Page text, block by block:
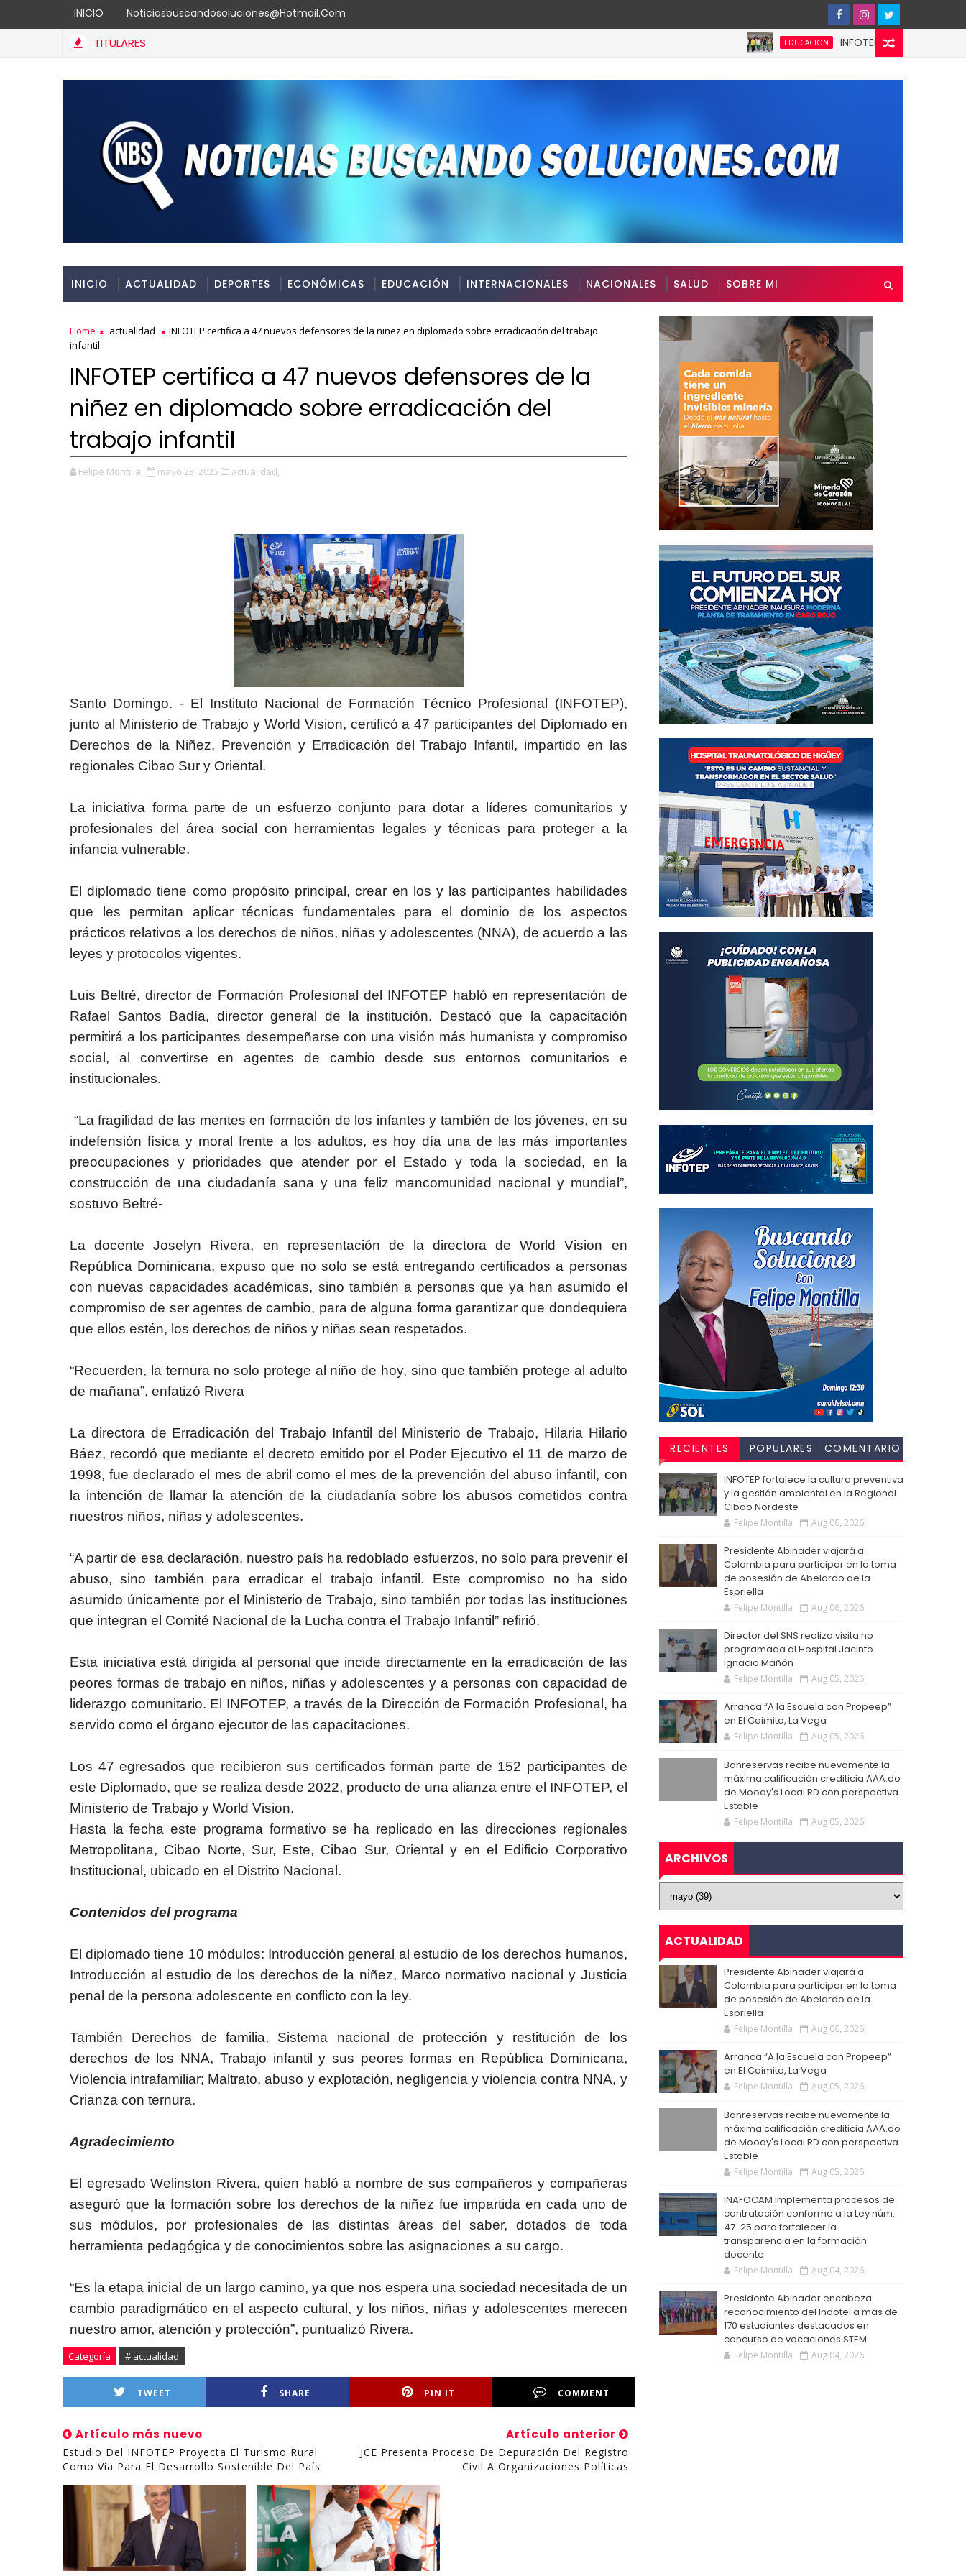
INICIO Noticiasbuscandosoluciones@hotmail.com
TITULARES EDUCACION INFOTEP fortalece la cultura
INICIO ACTUALIDAD DEPORTES ECONÓMICAS EDUCACIÓN INTERNACIONALES NACIONALES SALUD SOBRE MI
Home actualidad
INFOTEP certifica a 47 nuevos defensores de la niñez en diplomado sobre erradicación del trabajo
infantil
INFOTEP certifica a 47 nuevos defensores de la
niñez en diplomado sobre erradicación del
trabajo infantil
Felipe Montilla mayo 23, 2025 actualidad,
Santo Domingo. - El Instituto Nacional de Formación Técnico Profesional (INFOTEP),
junto al Ministerio de Trabajo y World Vision, certificó a 47 participantes del Diplomado en
Derechos de la Niñez, Prevención y Erradicación del Trabajo Infantil, impartido en las
regionales Cibao Sur y Oriental.
La iniciativa forma parte de un esfuerzo conjunto para dotar a líderes comunitarios y
profesionales del área social con herramientas legales y técnicas para proteger a la
infancia vulnerable.
El diplomado tiene como propósito principal, crear en los y las participantes habilidades
que les permitan aplicar técnicas fundamentales para el dominio de los aspectos
prácticos relativos a los derechos de niños, niñas y adolescentes (NNA), de acuerdo a las
leyes y protocolos vigentes.
Luis Beltré, director de Formación Profesional del INFOTEP habló en representación de
Rafael Santos Badía, director general de la institución. Destacó que la capacitación
permitirá a los participantes desempeñarse con una visión más humanista y compromiso
social, al convertirse en agentes de cambio desde sus entornos comunitarios e
institucionales.
“La fragilidad de las mentes en formación de los infantes y también de los jóvenes, en su
indefensión física y moral frente a los adultos, es hoy día una de las más importantes
preocupaciones y prioridades que atender por el Estado y toda la sociedad, en la
construcción de una ciudadanía sana y una feliz mancomunidad nacional y mundial”,
sostuvo Beltré-
La docente Joselyn Rivera, en representación de la directora de World Vision en
República Dominicana, expuso que no solo se está entregando certificados a personas
con nuevas capacidades académicas, sino también a personas que ya han asumido el
compromiso de ser agentes de cambio, para de alguna forma garantizar que dondequiera
que ellos estén, los derechos de niños y niñas sean respetados.
“Recuerden, la ternura no solo protege al niño de hoy, sino que también protege al adulto
de mañana”, enfatizó Rivera
La directora de Erradicación del Trabajo Infantil del Ministerio de Trabajo, Hilaria Hilario
Báez, recordó que mediante el decreto emitido por el Poder Ejecutivo el 11 de marzo de
1998, fue declarado el mes de abril como el mes de la prevención del abuso infantil, con
la intención de llamar la atención de la ciudadanía sobre los abusos cometidos contra
nuestros niños, niñas y adolescentes.
“A partir de esa declaración, nuestro país ha redoblado esfuerzos, no solo para prevenir el
abuso, sino también para erradicar el trabajo infantil. Este compromiso no ha sido
asumido únicamente por el Ministerio de Trabajo, sino también por todas las instituciones
que integran el Comité Nacional de la Lucha contra el Trabajo Infantil” refirió.
Esta iniciativa está dirigida al personal que incide directamente en la erradicación de las
peores formas de trabajo en niños, niñas y adolescentes y a personas con capacidad de
liderazgo comunitario. El INFOTEP, a través de la Dirección de Formación Profesional, ha
servido como el órgano ejecutor de las capacitaciones.
Los 47 egresados que recibieron sus certificados forman parte de 152 participantes de
este Diplomado, que se realiza desde 2022, producto de una alianza entre el INFOTEP, el
Ministerio de Trabajo y World Vision.
Hasta la fecha este programa formativo se ha replicado en las direcciones regionales
Metropolitana, Cibao Norte, Sur, Este, Cibao Sur, Oriental y en el Edificio Corporativo
Institucional, ubicado en el Distrito Nacional.
Contenidos del programa
El diplomado tiene 10 módulos: Introducción general al estudio de los derechos humanos,
Introducción al estudio de los derechos de la niñez, Marco normativo nacional y Justicia
penal de la persona adolescente en conflicto con la ley.
También Derechos de familia, Sistema nacional de protección y restitución de los
derechos de los NNA, Trabajo infantil y sus peores formas en República Dominicana,
Violencia intrafamiliar; Maltrato, abuso y explotación, negligencia y violencia contra NNA, y
Crianza con ternura.
Agradecimiento
El egresado Welinston Rivera, quien habló a nombre de sus compañeros y compañeras
aseguró que la formación sobre los derechos de la niñez fue impartida en cada uno de
sus módulos, por profesionales de las distintas áreas del saber, dotados de toda
herramienta pedagógica y de conocimientos sobre las asignaciones a su cargo.
“Es la etapa inicial de un largo camino, ya que nos espera una sociedad necesitada de un
cambio paradigmático en el aspecto cultural, y los niños, niñas y adolescentes merecen
nuestro amor, atención y protección”, puntualizó Rivera.
Categoría # actualidad
TWEET SHARE PIN IT COMMENT
Artículo más nuevo
Estudio Del INFOTEP Proyecta El Turismo Rural
Como Vía Para El Desarrollo Sostenible Del País
Artículo anterior
JCE Presenta Proceso De Depuración Del Registro
Civil A Organizaciones Políticas
RECIENTES POPULARES
COMENTARIO
INFOTEP fortalece la cultura preventiva
y la gestión ambiental en la Regional
Cibao Nordeste
Felipe Montilla Aug 06, 2026
Presidente Abinader viajará a
Colombia para participar en la toma
de posesión de Abelardo de la
Espriella
Felipe Montilla Aug 06, 2026
Director del SNS realiza visita no
programada al Hospital Jacinto
Ignacio Mañón
Felipe Montilla Aug 05, 2026
Arranca “A la Escuela con Propeep”
en El Caimito, La Vega
Felipe Montilla Aug 05, 2026
Banreservas recibe nuevamente la
máxima calificación crediticia AAA.do
de Moody's Local RD con perspectiva
Estable
Felipe Montilla Aug 05, 2026
ARCHIVOS
ACTUALIDAD
Presidente Abinader viajará a
Colombia para participar en la toma
de posesión de Abelardo de la
Espriella
Felipe Montilla Aug 06, 2026
Arranca “A la Escuela con Propeep”
en El Caimito, La Vega
Felipe Montilla Aug 05, 2026
Banreservas recibe nuevamente la
máxima calificación crediticia AAA.do
de Moody's Local RD con perspectiva
Estable
Felipe Montilla Aug 05, 2026
INAFOCAM implementa procesos de
contratación conforme a la Ley núm.
47-25 para fortalecer la
transparencia en la formación
docente
Felipe Montilla Aug 04, 2026
Presidente Abinader encabeza
reconocimiento del Indotel a más de
170 estudiantes destacados en
concurso de vocaciones STEM
Felipe Montilla Aug 04, 2026